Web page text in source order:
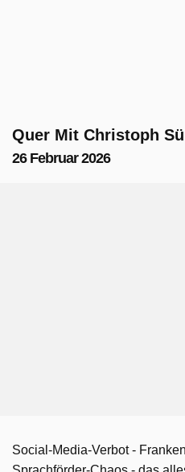
Quer Mit Christoph
26 Februar 2026
Social-Media-Verbot -